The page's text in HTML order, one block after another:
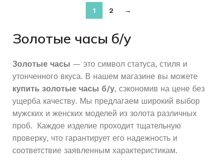
Мужские
ПРОБА 750
ВЕС 52.36
ВСТАВКА
КОЛИЧЕСТВО КАМНЕЙ
ДЛЯ КОГО Женские
СОСТОЯНИЕ
РАЗМЕР БРАСЛЕТА
МЕХАНИЗМ ЧАСОВ Механические
ЦВЕТ КОРПУСА Серебряный
ТИП РЕМЕШКА
РАЗМЕР БРАСЛЕТА
МЕХАНИЗМ ЧАСОВ
МАТЕРИАЛ
1 2 →
Золотые часы б/у
Золотые часы — это символ статуса, стиля и
утонченного вкуса. В нашем магазине вы можете
купить золотые часы б/у, сэкономив на цене без
ущерба качеству. Мы предлагаем широкий выбор
мужских и женских моделей из золота различных
проб.
Каждое изделие проходит тщательную
проверку, что гарантирует его надежность и
соответствие заявленным характеристикам.